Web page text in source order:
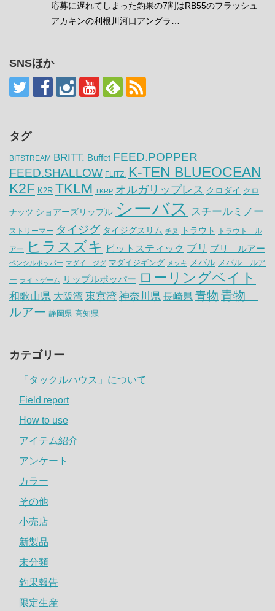
応募に遅れてしまった釣果の7割はRB55のフラッシュ
アカキンの利根川河口アングラ…
SNSほか
タグ
BITSTREAM BRITT. Buffet FEED.POPPER
FEED.SHALLOW FLITZ. K-TEN BLUEOCEAN
K2F K2R TKLM TKRP オルガリップレス クロダイ クロ
ナッツ ショアーズリップル シーバス スチールミノー
ストリーマー タイジグ タイジグスリム チヌ トラウト トラウト ル
アー ヒラスズキ ピットスティック ブリ ブリ ルアー
ペンシルポッパー マダイ ジグ マダイジギング メッキ メバル メバル ルア
ー ライトゲーム リップルポッパー ローリングベイト
和歌山県 大阪湾 東京湾 神奈川県 長崎県 青物 青物
ルアー 静岡県 高知県
カテゴリー
「タックルハウス」について
Field report
How to use
アイテム紹介
アンケート
カラー
その他
小売店
新製品
未分類
釣果報告
限定生産